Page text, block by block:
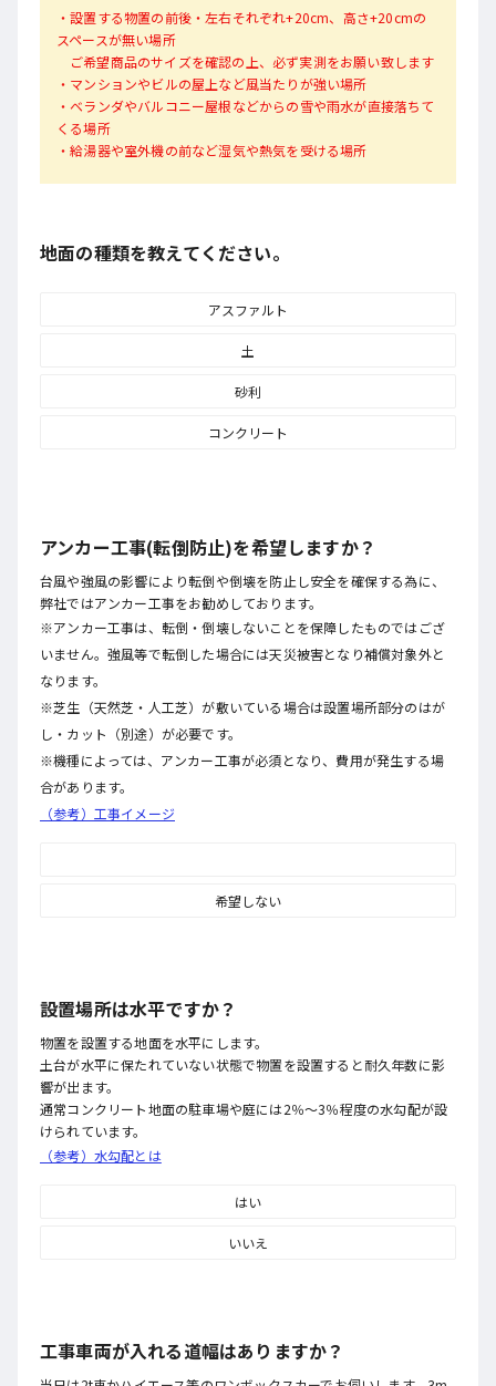
・設置する物置の前後・左右それぞれ+20cm、高さ+20cmの
スペースが無い場所
ご希望商品のサイズを確認の上、必ず実測をお願い致します
・マンションやビルの屋上など風当たりが強い場所
・ベランダやバルコニー屋根などからの雪や雨水が直接落ちて
くる場所
・給湯器や室外機の前など湿気や熱気を受ける場所
地面の種類を教えてください。
アスファルト
土
砂利
コンクリート
アンカー工事(転倒防止)を希望しますか？
台風や強風の影響により転倒や倒壊を防止し安全を確保する為に、
弊社ではアンカー工事をお勧めしております。
※アンカー工事は、転倒・倒壊しないことを保障したものではござ
いません。強風等で転倒した場合には天災被害となり補償対象外と
なります。
※芝生（天然芝・人工芝）が敷いている場合は設置場所部分のはが
し・カット（別途）が必要です。
※機種によっては、アンカー工事が必須となり、費用が発生する場
合があります。
（参考）工事イメージ
希望しない
設置場所は水平ですか？
物置を設置する地面を水平にします。
土台が水平に保たれていない状態で物置を設置すると耐久年数に影
響が出ます。
通常コンクリート地面の駐車場や庭には2％～3％程度の水勾配が設
けられています。
（参考）水勾配とは
はい
いいえ
工事車両が入れる道幅はありますか？